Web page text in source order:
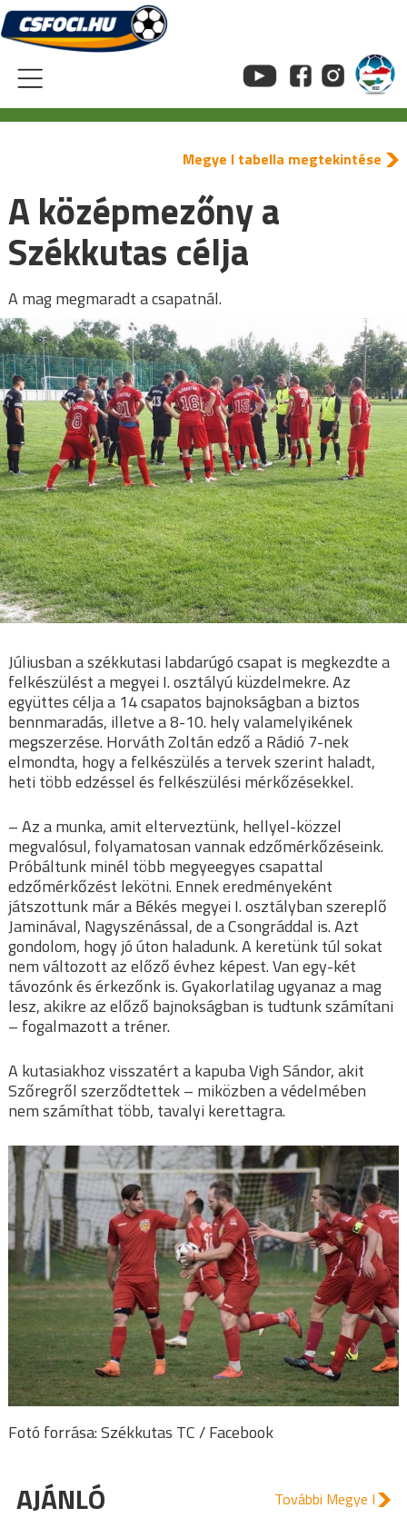
Skip
to
content
Megye I tabella megtekintése
A középmezőny a
Székkutas célja
A mag megmaradt a csapatnál.
Júliusban a székkutasi labdarúgó csapat is megkezdte a
felkészülést a megyei I. osztályú küzdelmekre. Az
együttes célja a 14 csapatos bajnokságban a biztos
bennmaradás, illetve a 8-10. hely valamelyikének
megszerzése. Horváth Zoltán edző a Rádió 7-nek
elmondta, hogy a felkészülés a tervek szerint haladt,
heti több edzéssel és felkészülési mérkőzésekkel.
– Az a munka, amit elterveztünk, hellyel-közzel
megvalósul, folyamatosan vannak edzőmérkőzéseink.
Próbáltunk minél több megyeegyes csapattal
edzőmérkőzést lekötni. Ennek eredményeként
játszottunk már a Békés megyei I. osztályban szereplő
Jaminával, Nagyszénással, de a Csongráddal is. Azt
gondolom, hogy jó úton haladunk. A keretünk túl sokat
nem változott az előző évhez képest. Van egy-két
távozónk és érkezőnk is. Gyakorlatilag ugyanaz a mag
lesz, akikre az előző bajnokságban is tudtunk számítani
– fogalmazott a tréner.
A kutasiakhoz visszatért a kapuba Vigh Sándor, akit
Szőregről szerződtettek – miközben a védelmében
nem számíthat több, tavalyi kerettagra.
Fotó forrása: Székkutas TC / Facebook
AJÁNLÓ További Megye I